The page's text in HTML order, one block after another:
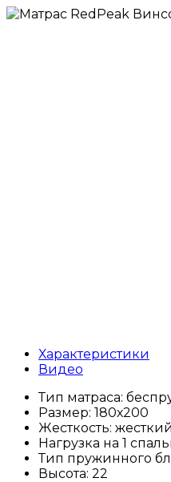
Характеристики
Видео
Тип матраса:
Размер: 180х200
Жесткость: жесткий
Нагрузка на 1
Тип пружинного
Высота: 22